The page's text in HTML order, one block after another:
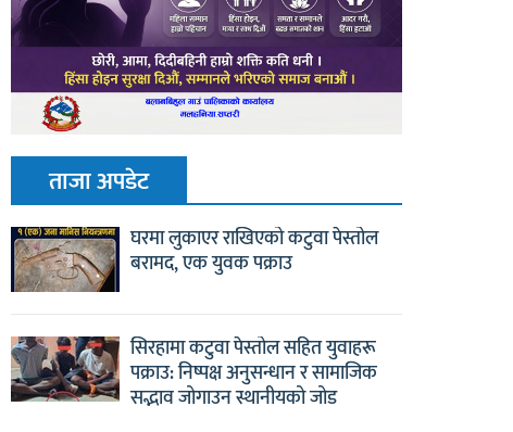
ताजा अपडेट
घरमा लुकाएर राखिएको कटुवा पेस्तोल
बरामद, एक युवक पक्राउ
सिरहामा कटुवा पेस्तोल सहित युवाहरू
पक्राउ: निष्पक्ष अनुसन्धान र सामाजिक
सद्भाव जोगाउन स्थानीयको जोड